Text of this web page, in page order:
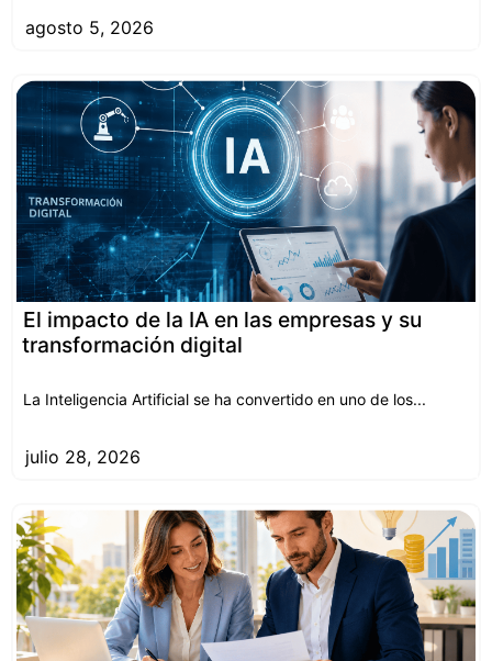
agosto 5, 2026
El impacto de la IA en las empresas y su
transformación digital
La Inteligencia Artificial se ha convertido en uno de los...
julio 28, 2026